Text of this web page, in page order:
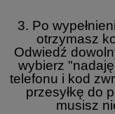
3. Po
otrzymasz
Odwiedź
wybierz
telefonu i kod
przesyłkę do
musisz